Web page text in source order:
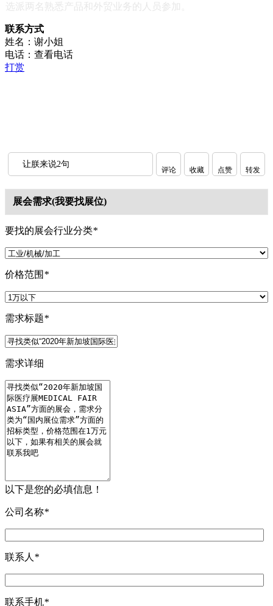
选派两名熟悉产品和外贸业务的人员参加。
联系方式
姓名：谢小姐
电话： 查看电话
打赏
让朕来说2句
评论 收藏 点赞 转发
展会需求(我要找展位)
要找的展会行业分类*
价格范围 *
需求标题*
需求详细
以下是您的必填信息！
公司名称*
联系人 *
联系手机*